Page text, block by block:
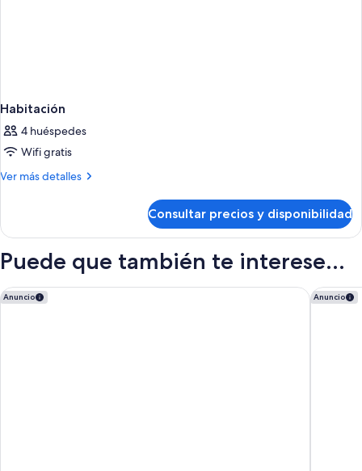
Habitación
4 huéspedes
Wifi gratis
Ver más detalles
Más
Consultar precios y disponibilidad
Puede que también te interese...
Anuncio
Arena Zone Hotel Anuncio
AZZ